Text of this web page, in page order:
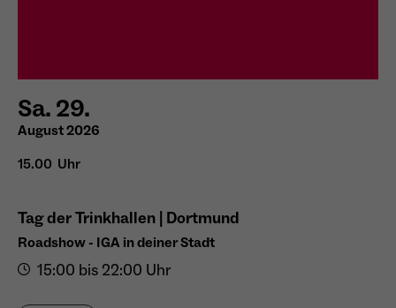
Sa. 29.
August 2026
15.00 Uhr
Tag der Trinkhallen | Dortmund
Roadshow - IGA in deiner Stadt
15:00 bis 22:00 Uhr